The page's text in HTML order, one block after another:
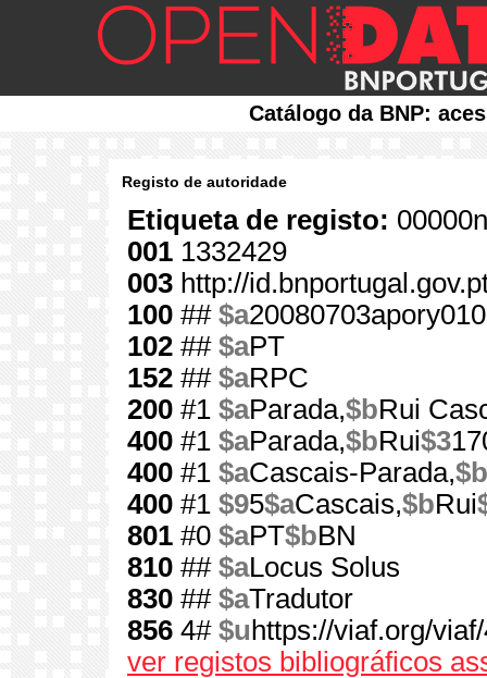
Catálogo da BNP:
Registo de autoridade
Etiqueta de registo:
001 1332429
003 http://
100 ## $a
102 ## $aPT
152 ## $aRPC
200 #1 $aParada,$bRui
400 #1 $aParada,$bRui$3
400 #1 $aCascais-Parada,$b
400 #1 $95$aCascais,$bRui
801 #0 $aPT$bBN
810 ## $aLocus Solus
830 ## $aTradutor
856 4# $u https://viaf.org/
ver registos bibliográficos